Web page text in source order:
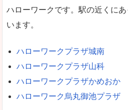
ハローワークです。駅の近くに
います。
ハローワークプラザ城南
ハローワークプラザ山科
ハローワークプラザかめおか
ハローワーク烏丸御池プラザ